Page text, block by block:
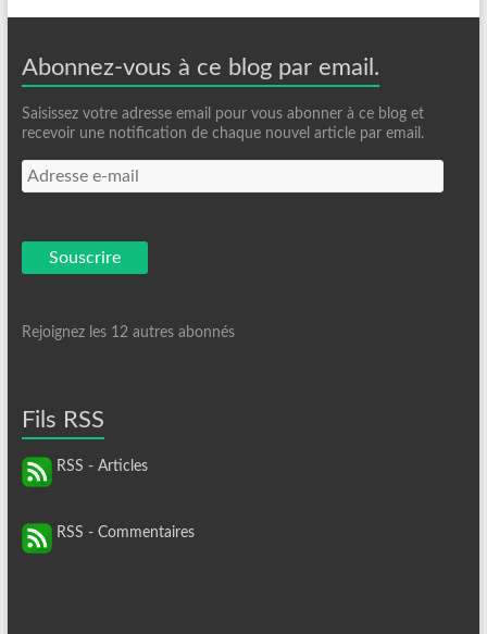
Abonnez-vous à ce blog par email.
Saisissez votre adresse email pour vous abonner à ce blog et
recevoir une notification de chaque nouvel article par email.
Adresse
e-
Souscrire
Rejoignez les 12 autres abonnés
Fils RSS
RSS - Articles
RSS - Commentaires